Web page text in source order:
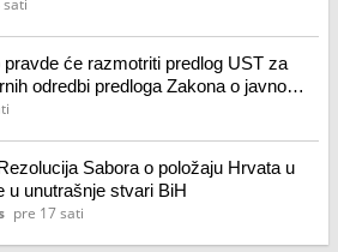
sati
će razmotriti predlog UST za
odredbi predloga Zakona o javnom
o sudijama
Sabora o položaju Hrvata u
u unutrašnje stvari BiH
pre 17 sati